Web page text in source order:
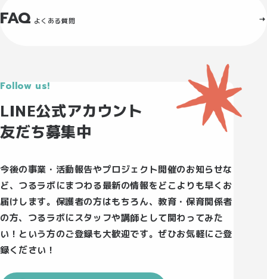
FAQ よくある質問
Follow us!
LINE公式アカウント
友だち募集中
今後の事業・活動報告やプロジェクト開催のお知らせな
ど、つるラボにまつわる最新の情報をどこよりも早くお
届けします。保護者の方はもちろん、教育・保育関係者
の方、つるラボにスタッフや講師として関わってみた
い！という方のご登録も大歓迎です。ぜひお気軽にご登
録ください！